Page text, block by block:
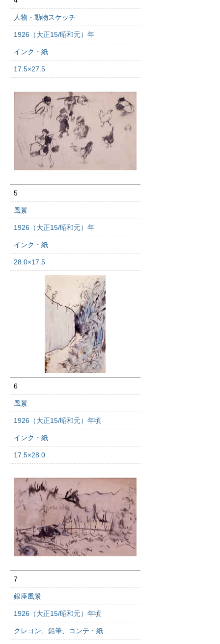
人物・動物スケッチ
1926（大正15/昭和元）年
インク・紙
17.5×27.5
5
風景
1926（大正15/昭和元）年
インク・紙
28.0×17.5
6
風景
1926（大正15/昭和元）年頃
インク・紙
17.5×28.0
7
銀座風景
1926（大正15/昭和元）年頃
クレヨン、鉛筆、コンテ・紙